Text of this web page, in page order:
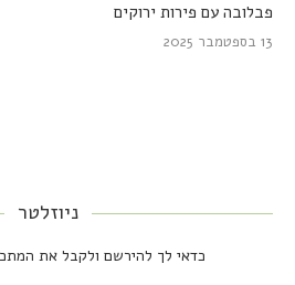
פבלובה עם פירות ירוקים
13 בספטמבר 2025
ניוזלטר
כדאי לך להירשם ולקבל את